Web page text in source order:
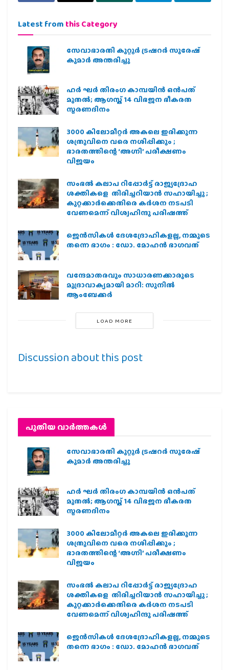
Latest from this Category
സേവാഭാരതി കുറ്റൂർ ട്രഷറർ സുരേഷ്
കുമാർ അന്തരിച്ചു
ഹര്‍ ഘര്‍ തിരംഗ കാമ്പയിന്‍ ഒന്‍പത്
മുതല്‍; ആഗസ്ത് 14 വിഭജന ഭീകരത
സ്മരണദിനം
3000 കിലോമീറ്റർ അകലെ ഇരിക്കുന്ന
ശത്രുവിനെ വരെ നശിപ്പിക്കും ;
ഭാരതത്തിന്റെ ‘അഗ്നി’ പരീക്ഷണം
വിജയം
സംഭൽ കലാപ റിപ്പോർട്ട് രാജ്യദ്രോഹ
ശക്തികളെ തിരിച്ചറിയാൻ സഹായിച്ചു ;
കുറ്റക്കാർക്കെതിരെ കർശന നടപടി
വേണമെന്ന് വിശ്വഹിന്ദു പരിഷത്ത്
ജെന്‍സികള്‍ ദേശദ്രോഹികളല്ല, നമ്മുടെ
തന്നെ ഭാഗം : ഡോ. മോഹന്‍ ഭാഗവത്
വന്ദേമാതരവും സാധാരണക്കാരുടെ
മുദ്രാവാക്യമായി മാറി: സുനിൽ
ആംബേക്കർ
LOAD MORE
Discussion about this post
പുതിയ വാര്‍ത്തകള്‍
സേവാഭാരതി കുറ്റൂർ ട്രഷറർ സുരേഷ്
കുമാർ അന്തരിച്ചു
ഹര്‍ ഘര്‍ തിരംഗ കാമ്പയിന്‍ ഒന്‍പത്
മുതല്‍; ആഗസ്ത് 14 വിഭജന ഭീകരത
സ്മരണദിനം
3000 കിലോമീറ്റർ അകലെ ഇരിക്കുന്ന
ശത്രുവിനെ വരെ നശിപ്പിക്കും ;
ഭാരതത്തിന്റെ ‘അഗ്നി’ പരീക്ഷണം
വിജയം
സംഭൽ കലാപ റിപ്പോർട്ട് രാജ്യദ്രോഹ
ശക്തികളെ തിരിച്ചറിയാൻ സഹായിച്ചു ;
കുറ്റക്കാർക്കെതിരെ കർശന നടപടി
വേണമെന്ന് വിശ്വഹിന്ദു പരിഷത്ത്
ജെന്‍സികള്‍ ദേശദ്രോഹികളല്ല, നമ്മുടെ
തന്നെ ഭാഗം : ഡോ. മോഹന്‍ ഭാഗവത്